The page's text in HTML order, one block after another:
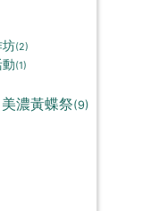
坊(2)
(1)
濃黃蝶祭(9)